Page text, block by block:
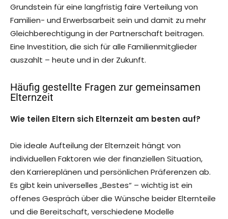
Grundstein für eine langfristig faire Verteilung von
Familien- und Erwerbsarbeit sein und damit zu mehr
Gleichberechtigung in der Partnerschaft beitragen.
Eine Investition, die sich für alle Familienmitglieder
auszahlt – heute und in der Zukunft.
Häufig gestellte Fragen zur gemeinsamen
Elternzeit
Wie teilen Eltern sich Elternzeit am besten auf?
Die ideale Aufteilung der Elternzeit hängt von
individuellen Faktoren wie der finanziellen Situation,
den Karriereplänen und persönlichen Präferenzen ab.
Es gibt kein universelles „Bestes“ – wichtig ist ein
offenes Gespräch über die Wünsche beider Elternteile
und die Bereitschaft, verschiedene Modelle